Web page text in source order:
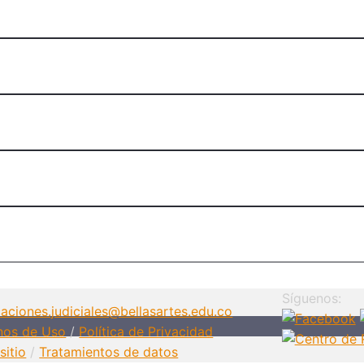
de Uso / Política de Privacidad
/Tratamientos de datos
Síguenos: